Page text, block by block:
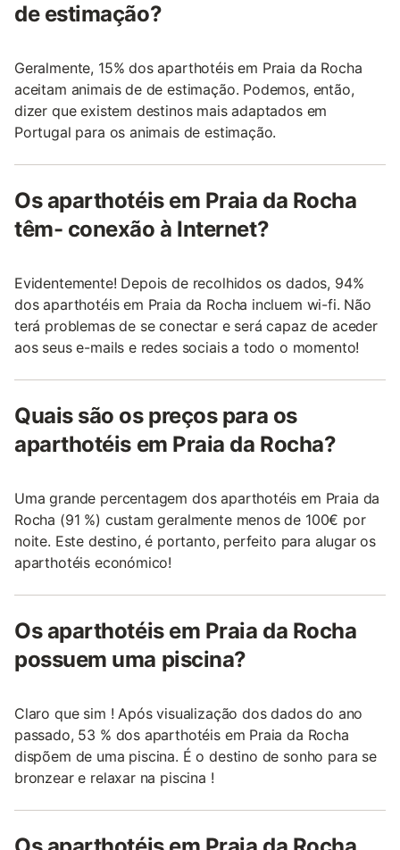
de estimação?
Geralmente, 15% dos aparthotéis em Praia da Rocha
aceitam animais de de estimação. Podemos, então,
dizer que existem destinos mais adaptados em
Portugal para os animais de estimação.
Os aparthotéis em Praia da Rocha
têm- conexão à Internet?
Evidentemente! Depois de recolhidos os dados, 94%
dos aparthotéis em Praia da Rocha incluem wi-fi. Não
terá problemas de se conectar e será capaz de aceder
aos seus e-mails e redes sociais a todo o momento!
Quais são os preços para os
aparthotéis em Praia da Rocha?
Uma grande percentagem dos aparthotéis em Praia da
Rocha (91 %) custam geralmente menos de 100€ por
noite. Este destino, é portanto, perfeito para alugar os
aparthotéis económico!
Os aparthotéis em Praia da Rocha
possuem uma piscina?
Claro que sim ! Após visualização dos dados do ano
passado, 53 % dos aparthotéis em Praia da Rocha
dispõem de uma piscina. É o destino de sonho para se
bronzear e relaxar na piscina !